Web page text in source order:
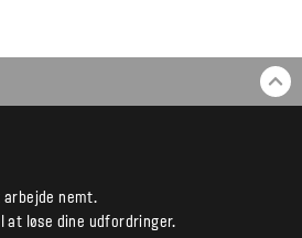
arbejde nemt.
at løse dine udfordringer.